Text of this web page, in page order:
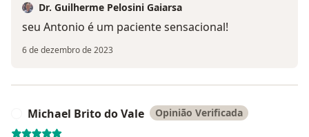
Dr. Guilherme Pelosini Gaiarsa
seu Antonio é um paciente sensacional!
6 de dezembro de 2023
Michael Brito do Vale Opinião Verificada